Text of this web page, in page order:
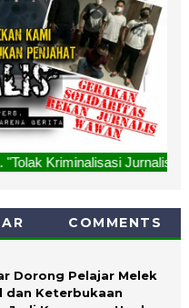
Jurnalis, Rekan Kami
COMMENTS
Dorong Pelajar Melek
Keterbukaan